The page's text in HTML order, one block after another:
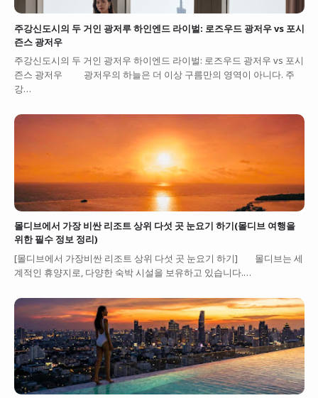
주강신도시의 두 거인 광저루 하인엔드 라이벌: 로즈우드 광저우 vs 포시
즌스 광저우
주강신도시의 두 거인 광저우 하이엔드 라이벌: 로즈우드 광저우 vs 포시
즌스 광저우 광저우의 하늘은 더 이상 구름만의 영역이 아니다. 주
강…
몰디브에서 가장 비싼 리조트 상위 다섯 곳 눈요기 하기(몰디브 여행을
위한 필수 정보 정리)
[몰디브에서 가장비싼 리조트 상위 다섯 곳 눈요기 하기] 몰디브는 세
계적인 휴양지로, 다양한 숙박 시설을 보유하고 있습니다.…